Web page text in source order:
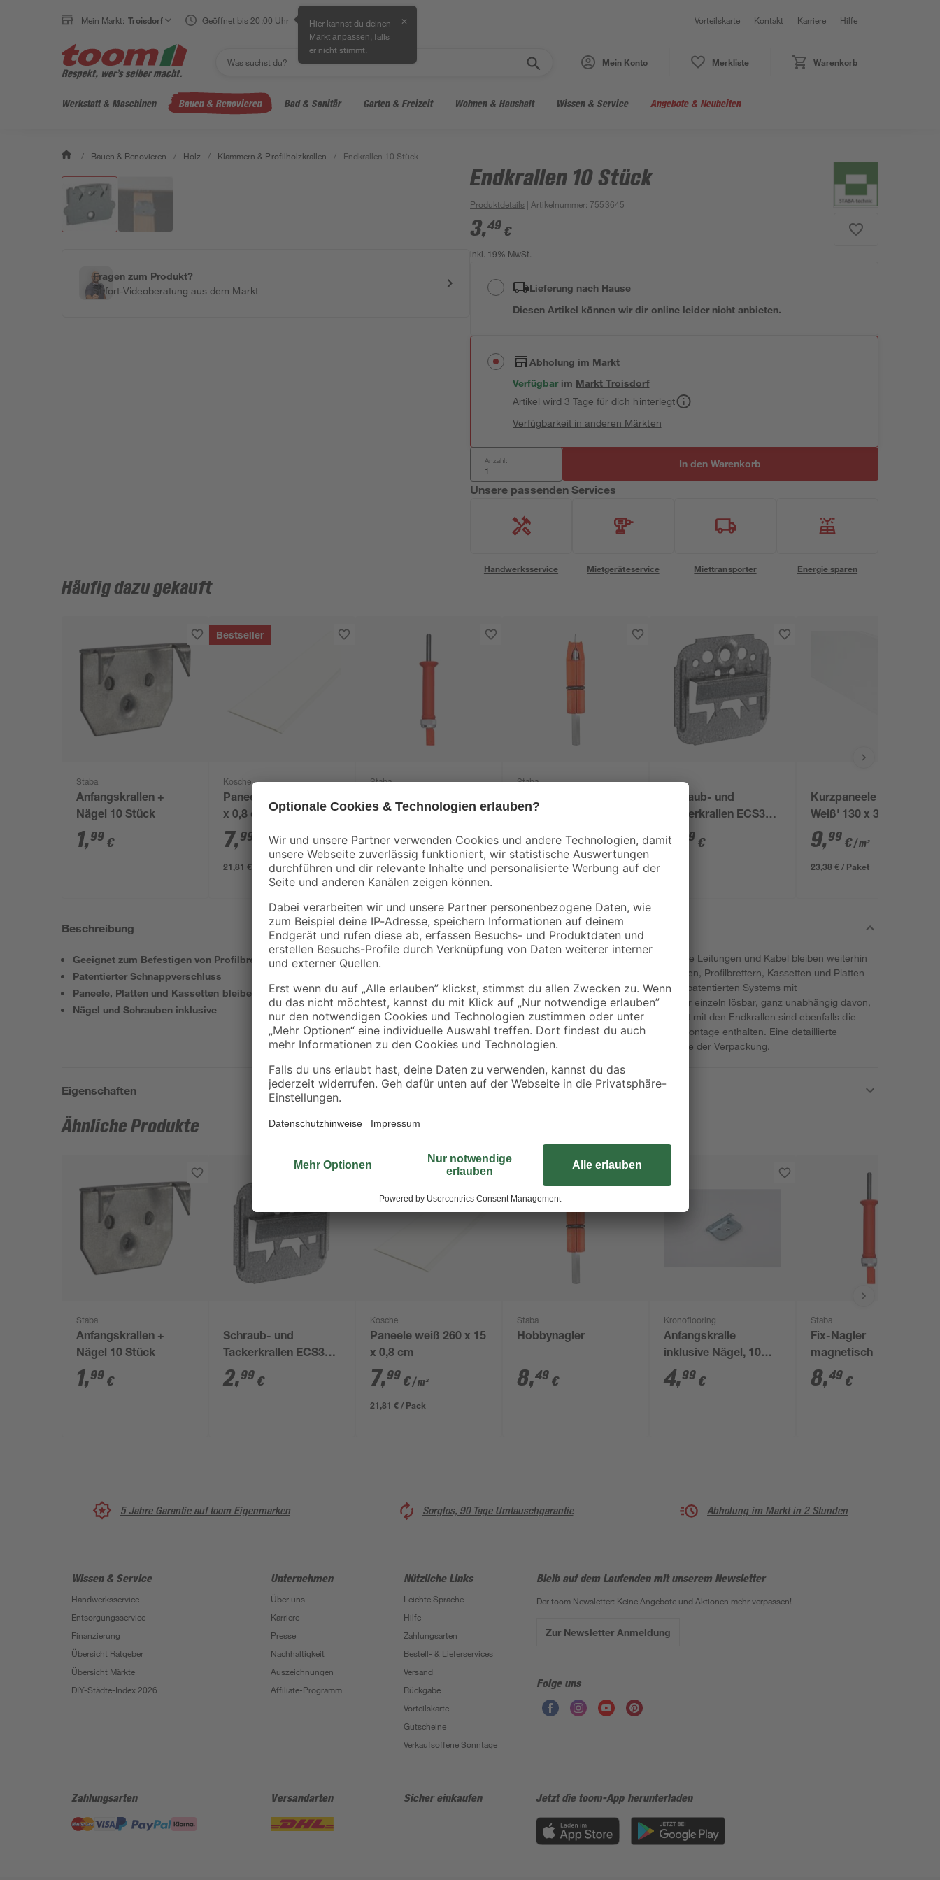
Mein Markt: Troisdorf Geöffnet bis 20:00 Uhr Hier kannst du deinen
Markt anpassen , falls
er nicht stimmt.
✕ Vorteilskarte Kontakt Karriere Hilfe
Mein Konto Merkliste Warenkorb
Werkstatt & Maschinen Bauen & Renovieren Bad & Sanitär Garten & Freizeit Wohnen & Haushalt Wissen & Service Angebote & Neuheiten
/ Bauen & Renovieren / Holz / Klammern & Profilholzkrallen / Endkrallen 10 Stück
Fragen zum Produkt?
Sofort-Videoberatung aus dem Markt
Endkrallen 10 Stück
Produktdetails | Artikelnummer: 7553645
3,49 €
inkl. 19% MwSt.
Lieferung nach Hause
Diesen Artikel können wir dir online leider nicht anbieten.
Abholung im Markt
Verfügbar im MarktTroisdorf
Artikel wird 3 Tage für dich hinterlegt
Verfügbarkeit in anderen Märkten
Anzahl: In den Warenkorb
Unsere passenden Services
Handwerksservice Mietgeräteservice Miettransporter Energie sparen
Häufig dazu gekauft
Staba
Anfangskrallen +
Nägel 10 Stück
1,99 €
Bestseller
Kosche
Paneele weiß 260 x 15
x 0,8 cm
7,99
/ m²
21,81 € / Pack
Staba
8,49€
Staba
8,49€
Schraub- und
Tackerkrallen ECS3
100 Stück
2 99 €
Kurzpaneele 'Classic
Weiß' 130 x 30 x 1 cm
6 Stück
9,99 €/ m²
23,38 € / Paket
Beschreibung
Geeignet zum Befestigen von Profilbrettern, Paneelen u. a.
Patentierter Schnappverschluss
Paneele, Platten und Kassetten bleiben abnehmbar
Nägel und Schrauben inklusive
Verteilerdosen, Geheimfächer oder auch wichtige Leitungen und Kabel bleiben weiterhin
zugänglich, wenn Sie beim Verlegen von Paneelen, Profilbrettern, Kassetten und Platten
die Endkrallen von Staba verwenden. Dank des patentierten Systems mit
Schnappverschluss bleiben alle verlegten Bretter einzeln lösbar, ganz unabhängig davon,
an welcher Stelle das jeweilige Brett liegt. Im Set mit den Endkrallen sind ebenfalls die
dazu passenden Nägel und Schrauben für die Montage enthalten. Eine detaillierte
Montageanleitung befindet sich auf der Rückseite der Verpackung.
Eigenschaften
Ähnliche Produkte
Staba
Anfangskrallen +
Nägel 10 Stück
1,99 €
Schraub- und
Tackerkrallen ECS3
100 Stück
2,99 €
Kosche
Paneele weiß 260 x 15
x 0,8 cm
7,99 €/ m²
21,81 € / Pack
Staba
Hobbynagler
8,49 €
Kronoflooring
Anfangskralle
inklusive Nägel, 10
Stück
4,99 €
Staba
Fix-Nagler
magnetisch
8,49 €
5 Jahre Garantie auf toom Eigenmarken Sorglos, 90 Tage Umtauschgarantie Abholung im Markt in 2 Stunden
Wissen & Service
Handwerksservice
Entsorgungsservice
Finanzierung
Übersicht Ratgeber
Übersicht Märkte
DIY-Städte-Index 2026
Unternehmen
Über uns
Karriere
Presse
Nachhaltigkeit
Auszeichnungen
Affiliate-Programm
Nützliche Links
Leichte Sprache
Hilfe
Zahlungsarten
Bestell- & Lieferservices
Versand
Rückgabe
Vorteilskarte
Gutscheine
Verkaufsoffene Sonntage
Bleib auf dem Laufenden mit unserem Newsletter
Der toom Newsletter: Keine Angebote und Aktionen mehr verpassen!
Zur Newsletter Anmeldung
Folge uns
Zahlungsarten Versandarten Sicher einkaufen Jetzt die toom-App herunterladen